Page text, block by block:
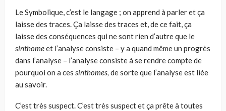
Le Symbolique, c’est le langage ; on apprend à parler et ça
laisse des traces. Ça laisse des traces et, de ce fait, ça
laisse des conséquences qui ne sont rien d’autre que le
sinthomeet l’analyse consiste – y a quand même un progrès
dans l’analyse – l’analyse consiste à se rendre comp­te de
pourquoi on a ces sinthomes, de sorte que l’analyse est liée
au savoir.
C’est très suspect. C’est très suspect et ça prête à toutes